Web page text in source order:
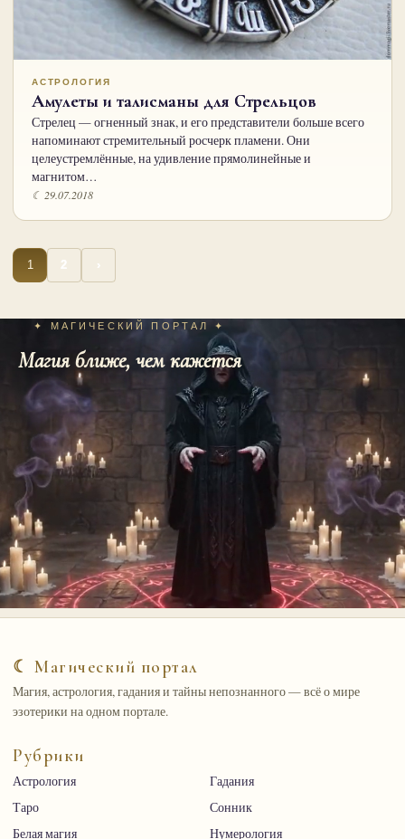
АСТРОЛОГИЯ
Амулеты и талисманы для Стрельцов
Стрелец — огненный знак, и его представители больше всего
напоминают стремительный росчерк пламени. Они
целеустремлённые, на удивление прямолинейные и
магнитом…
☾ 29.07.2018
1 2 ›
✦ МАГИЧЕСКИЙ ПОРТАЛ ✦
Магия ближе, чем кажется
☾ Магический портал
Магия, астрология, гадания и тайны непознанного — всё о мире
эзотерики на одном портале.
Рубрики
Астрология
Гадания
Таро
Сонник
Белая магия
Нумерология